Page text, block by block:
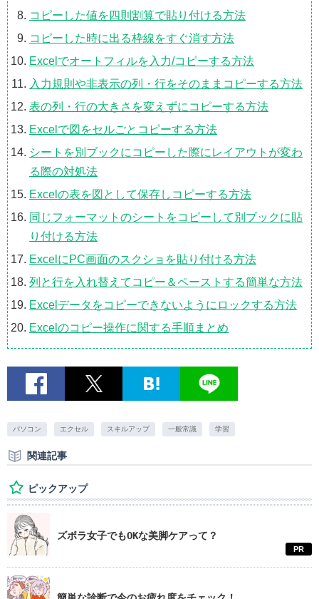
コピーした値を四則割算で貼り付ける方法
コピーした時に出る枠線をすぐ消す方法
Excelでオートフィルを入力/コピーする方法
入力規則や非表示の列・行をそのままコピーする方法
表の列・行の大きさを変えずにコピーする方法
Excelで図をセルごとコピーする方法
シートを別ブックにコピーした際にレイアウトが変わ
る際の対処法
Excelの表を図として保存しコピーする方法
同じフォーマットのシートをコピーして別ブックに貼
り付ける方法
ExcelにPC画面のスクショを貼り付ける方法
列と行を入れ替えてコピー＆ペーストする簡単な方法
Excelデータをコピーできないようにロックする方法
Excelのコピー操作に関する手順まとめ
パソコン エクセル スキルアップ 一般常識 学習
関連記事
ピックアップ
ズボラ女子でもOKな美脚ケアって？
PR